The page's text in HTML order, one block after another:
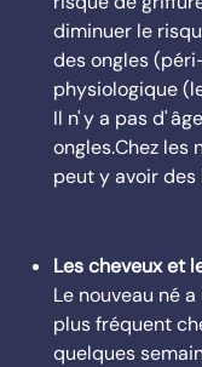
diminuer le
des ongles
physiologique
Il n' y a pas d'
ongles.Chez les
peut y avoir
Les cheveux et
Le nouveau né
plus fréquent
quelques